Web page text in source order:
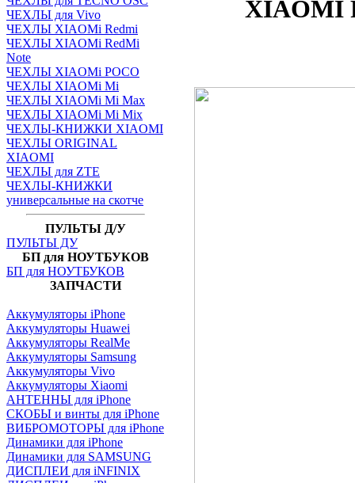
ЧЕХЛЫ для Vivo
ЧЕХЛЫ XIAOMi Redmi
ЧЕХЛЫ XIAOMi RedMi
Note
ЧЕХЛЫ XIAOMi POCO
ЧЕХЛЫ XIAOMi Mi
ЧЕХЛЫ XIAOMi Mi Max
ЧЕХЛЫ XIAOMi Mi Mix
ЧЕХЛЫ-КНИЖКИ XIAOMI
ЧЕХЛЫ ORIGINAL
XIAOMI
ЧЕХЛЫ для ZTE
ЧЕХЛЫ-КНИЖКИ
универсальные на скотче
ПУЛЬТЫ Д/У
ПУЛЬТЫ ДУ
БП для НОУТБУКОВ
БП для НОУТБУКОВ
ЗАПЧАСТИ
Аккумуляторы iPhone
Аккумуляторы Huawei
Аккумуляторы RealMe
Аккумуляторы Samsung
Аккумуляторы Vivo
Аккумуляторы Xiaomi
АНТЕННЫ для iPhone
СКОБЫ и винты для iPhone
ВИБРОМОТОРЫ для iPhone
Динамики для iPhone
Динамики для SAMSUNG
ДИСПЛЕИ для iNFINIX
XIAOMI